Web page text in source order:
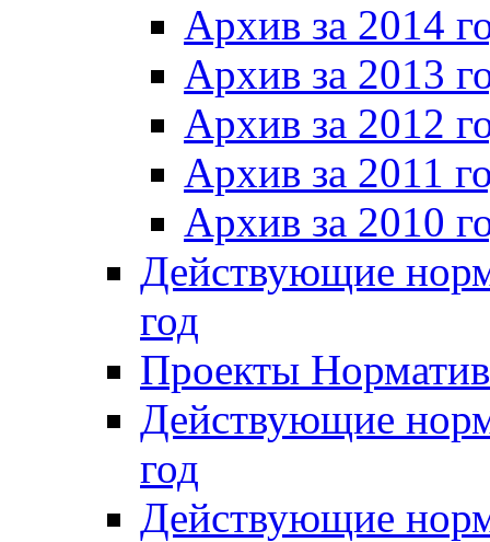
Архив за 2014
Архив за 2013
Архив за 2012
Архив за 2011
Архив за 2010
Действующие
год
Проекты
Действующие
год
Действующие